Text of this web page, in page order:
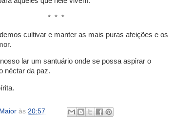
*
cultivar e manter as mais puras afeições e os
lar um santuário onde se possa aspirar o
néctar da paz.
às 20:57